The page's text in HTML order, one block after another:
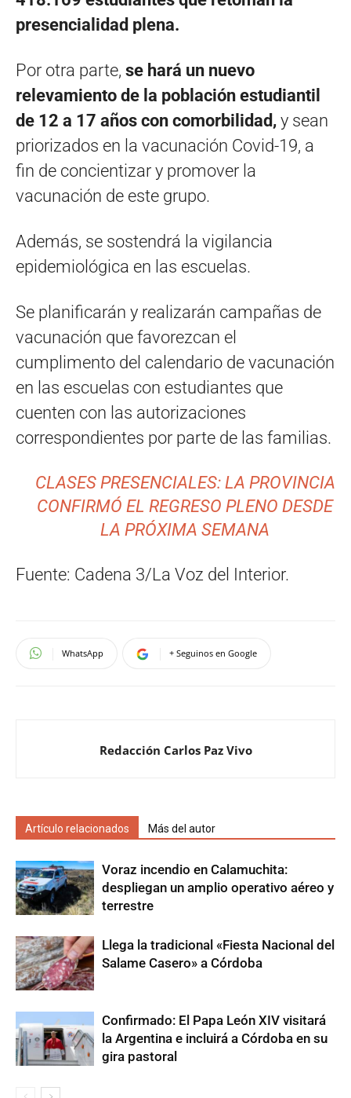
presencialidad plena.
Por otra parte, se hará un nuevo
relevamiento de la población estudiantil
de 12 a 17 años con comorbilidad, y sean
priorizados en la vacunación Covid-19, a
fin de concientizar y promover la
vacunación de este grupo.
Además, se sostendrá la vigilancia
epidemiológica en las escuelas.
Se planificarán y realizarán campañas de
vacunación que favorezcan el
cumplimento del calendario de vacunación
en las escuelas con estudiantes que
cuenten con las autorizaciones
correspondientes por parte de las familias.
CLASES PRESENCIALES: LA PROVINCIA
CONFIRMÓ EL REGRESO PLENO DESDE
LA PRÓXIMA SEMANA
Fuente: Cadena 3/La Voz del Interior.
WhatsApp + Seguinos en Google
Redacción Carlos Paz Vivo
Artículo relacionados Más del autor
Voraz incendio en Calamuchita:
despliegan un amplio operativo aéreo y
terrestre
Llega la tradicional «Fiesta Nacional del
Salame Casero» a Córdoba
Confirmado: El Papa León XIV visitará
la Argentina e incluirá a Córdoba en su
gira pastoral